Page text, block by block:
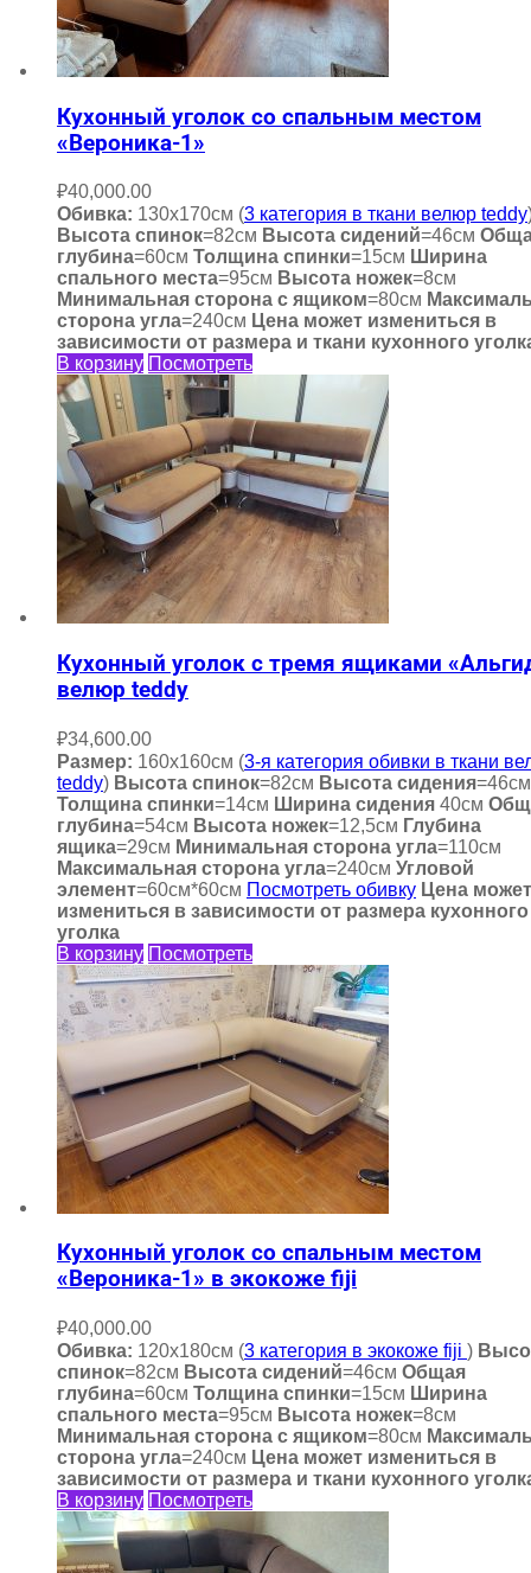
Кухонный уголок со спальным местом
«Вероника-1»
₽40,000.00
Обивка: 130х170см (3 категория в ткани велюр teddy
Высота спинок=82см Высота сидений=46см
глубина=60см Толщина спинки=15см Ширина
спального места=95см Высота ножек=8см
Минимальная сторона с ящиком=80см
сторона угла=240см Цена может измениться в
зависимости от размера и ткани кухонного
В корзину Посмотреть
Кухонный уголок с тремя ящиками
велюр teddy
₽34,600.00
Размер: 160х160см (3-я категория обивки в ткани
teddy) Высота спинок=82см Высота сидения=46см
Толщина спинки=14см Ширина сидения 40см
глубина=54см Высота ножек=12,5см Глубина
ящика=29см Минимальная сторона угла=110см
Максимальная сторона угла=240см Угловой
элемент=60см*60см Посмотреть обивку Цена может
измениться в зависимости от размера кухонного
уголка
В корзину Посмотреть
Кухонный уголок со спальным местом
«Вероника-1» в экокоже fiji
₽40,000.00
Обивка: 120х180см (3 категория в экокоже fiji )
спинок=82см Высота сидений=46см Общая
глубина=60см Толщина спинки=15см Ширина
спального места=95см Высота ножек=8см
Минимальная сторона с ящиком=80см
сторона угла=240см Цена может измениться в
зависимости от размера и ткани кухонного
В корзину Посмотреть